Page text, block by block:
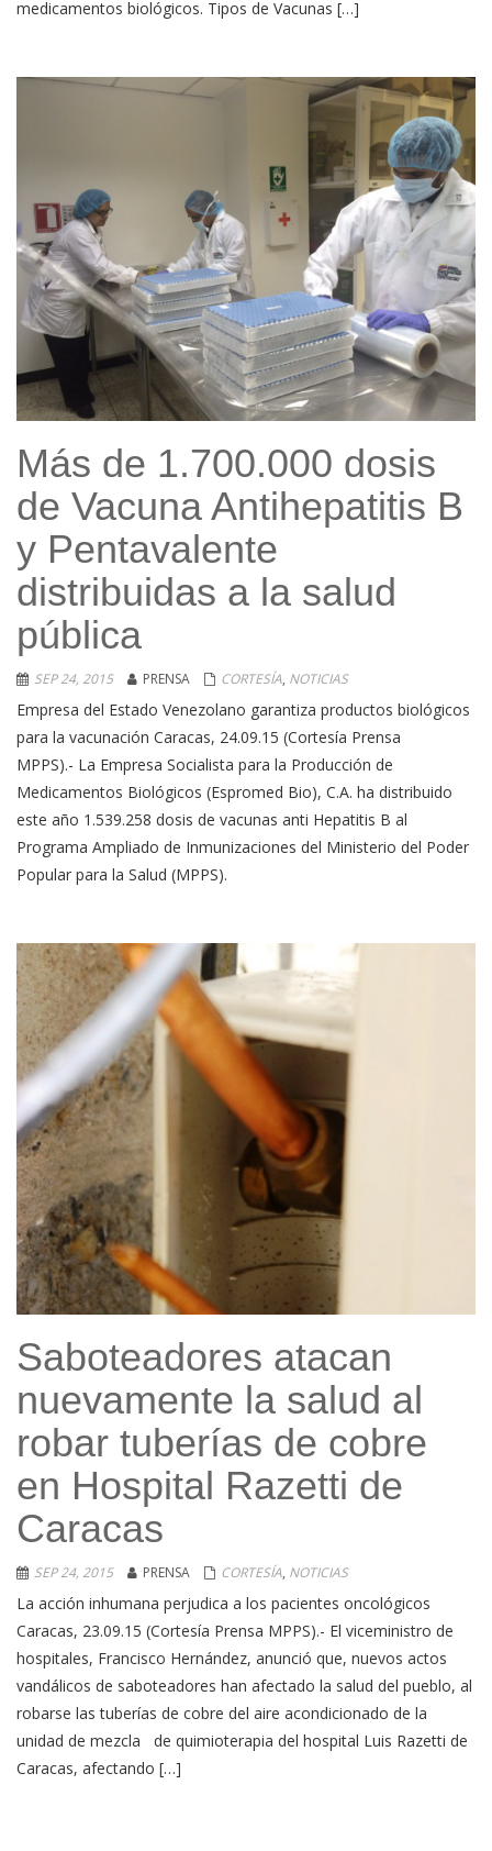
medicamentos biológicos. Tipos de Vacunas […]
Más de 1.700.000 dosis
de Vacuna Antihepatitis B
y Pentavalente
distribuidas a la salud
pública
SEP 24, 2015 PRENSA CORTESÍA, NOTICIAS
Empresa del Estado Venezolano garantiza productos biológicos
para la vacunación Caracas, 24.09.15 (Cortesía Prensa
MPPS).- La Empresa Socialista para la Producción de
Medicamentos Biológicos (Espromed Bio), C.A. ha distribuido
este año 1.539.258 dosis de vacunas anti Hepatitis B al
Programa Ampliado de Inmunizaciones del Ministerio del Poder
Popular para la Salud (MPPS).
Saboteadores atacan
nuevamente la salud al
robar tuberías de cobre
en Hospital Razetti de
Caracas
SEP 24, 2015 PRENSA CORTESÍA, NOTICIAS
La acción inhumana perjudica a los pacientes oncológicos
Caracas, 23.09.15 (Cortesía Prensa MPPS).- El viceministro de
hospitales, Francisco Hernández, anunció que, nuevos actos
vandálicos de saboteadores han afectado la salud del pueblo, al
robarse las tuberías de cobre del aire acondicionado de la
unidad de mezcla de quimioterapia del hospital Luis Razetti de
Caracas, afectando […]